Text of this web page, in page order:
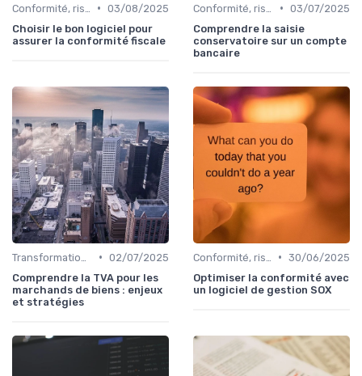
• 03/08/2025
Choisir le bon logiciel pour
assurer la conformité fiscale
• 03/07/2025
Comprendre la saisie
conservatoire sur un compte
bancaire
• 02/07/2025
Comprendre la TVA pour les
marchands de biens : enjeux
et stratégies
• 30/06/2025
Optimiser la conformité avec
un logiciel de gestion SOX